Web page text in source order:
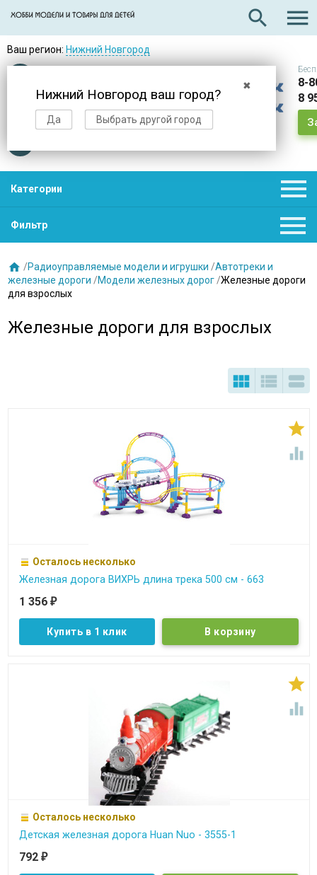
search 
Ваш регион: Нижний Новгород
✖
Нижний Новгород ваш город?
Да Выбрать другой город
Доставкав день заказа
8-
8
Категории 
Фильтр 
 /Радиоуправляемые модели и игрушки /Автотреки и
железные дороги /Модели железных дорог /Железные дороги
для взрослых
Железные дороги для взрослых
  


Осталось несколько
Железная дорога ВИХРЬ длина трека 500 см - 663
1 356 ₽
Купить в 1 клик


Осталось несколько
Детская железная дорога Huan Nuo - 3555-1
792 ₽